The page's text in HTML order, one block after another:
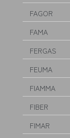
FAGOR
FAMA
FERGAS
FEUMA
FIAMMA
FIBER
FIMAR